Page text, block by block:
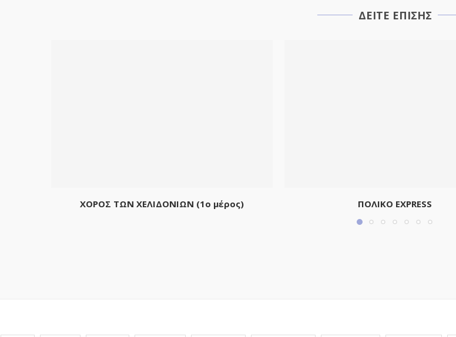
ΔΕΙΤΕ ΕΠΙΣΗΣ
ΧΟΡΟΣ ΤΩΝ ΧΕΛΙΔΟΝΙΩΝ (1o μέρος) ΠΟΛΙΚΟ EXPRESS